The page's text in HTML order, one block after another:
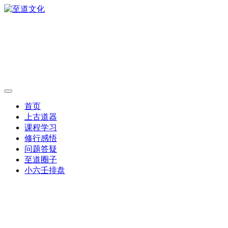
首页
上古道器
课程学习
修行感悟
问题答疑
至道圈子
小六壬排盘